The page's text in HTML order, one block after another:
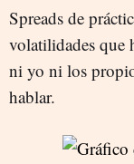
Spreads de
volatilidades que
ni yo ni los
hablar.